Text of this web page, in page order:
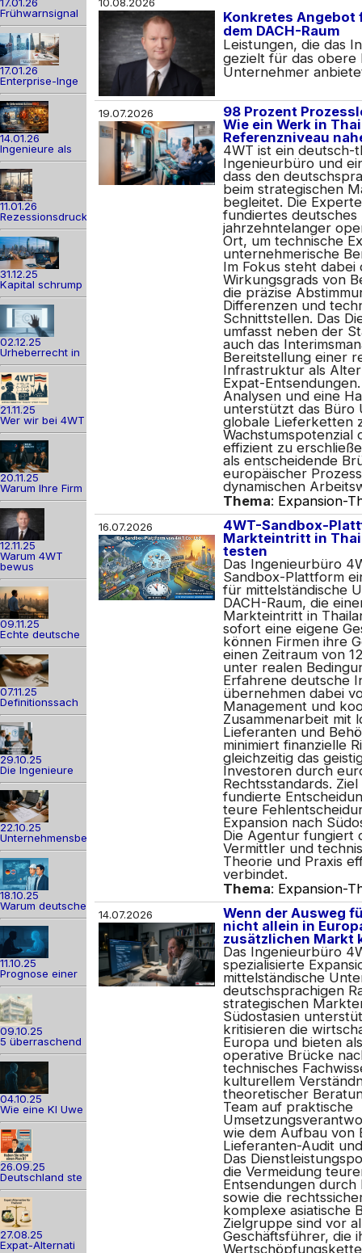
Frühwarnsignal
17.01.26
Enterprise-Inge
14.01.26
Ingenieure als
11.01.26
Rezessionsdruck
31.12.25
Kapital schrump
02.12.25
Urheberrecht in
21.11.25
Wer wir bei 4WT
20.11.25
Warum Ihre Firm
12.11.25
Warum 4WT
bewus
09.11.25
Echte deutsche
07.11.25
Definitionssach
29.10.25
Die Ingenieure
22.10.25
Unternehmensber
18.10.25
Warum deutsche
11.10.25
Prognose einer
09.10.25
5 überraschend
04.10.25
Wie eine KI Uwe
26.09.25
Deutschland ste
27.08.25
Expat-Alternati
10.08.2026
Konkretes Angebot
dem DACH-Raum
Leistungen, die das
gezielt für das obere
Unternehmer
19.07.2026
98 Prozent
Wie ein Werk in
Referenzniveau
4WT ist ein deutsch-
Ingenieurbüro und
dass den
beim strategischen
begleitet. Die
fundiertes deutsches
jahrzehntelanger
Ort, um technische
unternehmerische
Im Fokus steht dabei
Wirkungsgrads von
die präzise
Differenzen und
Schnittstellen. Das
umfasst neben der
auch das
Bereitstellung einer
Infrastruktur als
Expat-
Analysen und eine
unterstützt das Büro
globale Lieferketten
Wachstumspotenzial
effizient zu
als entscheidende
europäischer
dynamischen
Thema: Expansion-
16.07.2026
4WT-Sandbox-
Markteintritt in
testen
Das Ingenieurbüro
Sandbox-Plattform
für mittelständische
DACH-Raum, die
Markteintritt in
sofort eine eigene
können Firmen ihre
einen Zeitraum von
unter realen
Erfahrene deutsche
übernehmen dabei
Management und
Zusammenarbeit mit
Lieferanten und
minimiert finanzielle
gleichzeitig das
Investoren durch
Rechtsstandards.
fundierte
teure
Expansion nach
Die Agentur fungiert
Vermittler und
Theorie und Praxis
verbindet.
Thema: Expansion-
14.07.2026
Wenn der Ausweg
nicht allein in
zusätzlichen Markt
Das Ingenieurbüro
spezialisierte
mittelständische
deutschsprachigen
strategischen
Südostasien
kritisieren die
Europa und bieten
operative Brücke
technisches
kulturellem
theoretischer
Team auf praktische
wie dem Aufbau von
Lieferanten-Audit
Das
die Vermeidung
Entsendungen
sowie die
komplexe asiatische
Zielgruppe sind vor
Geschäftsführer, die